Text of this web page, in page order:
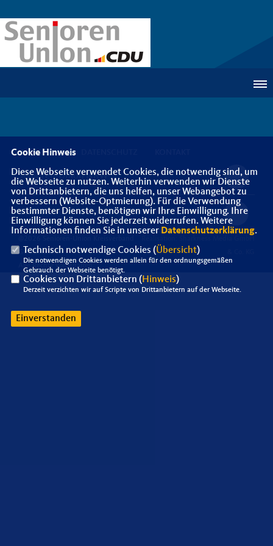
IMPRESSUM
Senioren-Union NRW
Senioren-Union der CDU Deutschlands
Gelsenkirchen
Alle Rechte vorbehalten.
Cookie Hinweis
Diese Webseite verwendet Cookies, die notwendig sind, um
die Webseite zu nutzen. Weiterhin verwenden wir Dienste
von Drittanbietern, die uns helfen, unser Webangebot zu
verbessern (Website-Optmierung). Für die Verwendung
bestimmter Dienste, benötigen wir Ihre Einwilligung. Ihre
Einwilligung können Sie jederzeit widerrufen. Weitere
Informationen finden Sie in unserer Datenschutzerklärung.
Technisch notwendige Cookies (Übersicht)
Die notwendigen Cookies werden allein für den ordnungsgemäßen
Gebrauch der Webseite benötigt.
Cookies von Drittanbietern ( Hinweis)
Derzeit verzichten wir auf Scripte von Drittanbietern auf der Webseite.
Einverstanden